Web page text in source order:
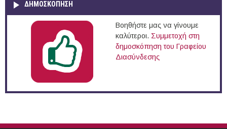
ΔΗΜΟΣΚΌΠΗΣΗ
Βοηθήστε μας να γίνουμε
καλύτεροι. Συμμετοχή στη
δημοσκόπηση του Γραφείου
Διασύνδεσης